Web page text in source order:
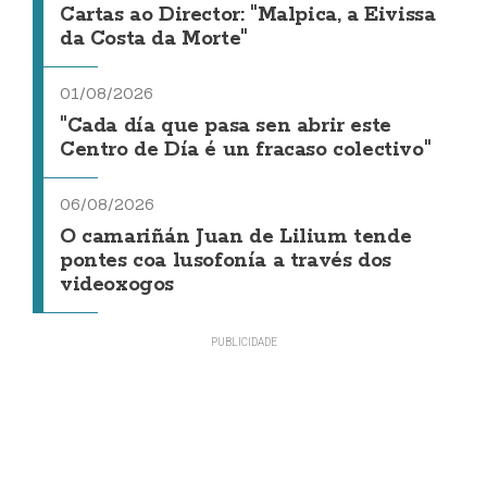
Cartas ao Director: "Malpica, a Eivissa
da Costa da Morte"
01/08/2026
"Cada día que pasa sen abrir este
Centro de Día é un fracaso colectivo"
06/08/2026
O camariñán Juan de Lilium tende
pontes coa lusofonía a través dos
videoxogos